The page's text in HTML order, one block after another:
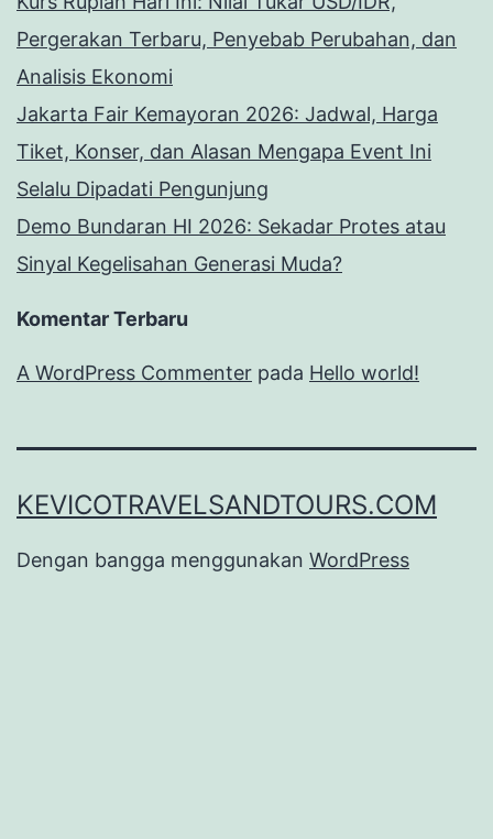
Pergerakan Terbaru, Penyebab Perubahan, dan
Analisis Ekonomi
Jakarta Fair Kemayoran 2026: Jadwal, Harga
Tiket, Konser, dan Alasan Mengapa Event Ini
Selalu Dipadati Pengunjung
Demo Bundaran HI 2026: Sekadar Protes atau
Sinyal Kegelisahan Generasi Muda?
Komentar Terbaru
A WordPress Commenter pada Hello world!
KEVICOTRAVELSANDTOURS.COM
Dengan bangga menggunakan WordPress